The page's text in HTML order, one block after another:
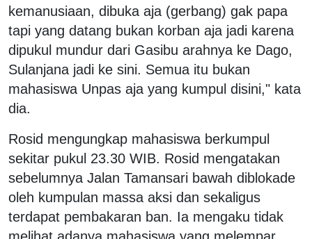
kemanusiaan, dibuka aja (gerbang) gak papa
tapi yang datang bukan korban aja jadi karena
dipukul mundur dari Gasibu arahnya ke Dago,
Sulanjana jadi ke sini. Semua itu bukan
mahasiswa Unpas aja yang kumpul disini," kata
dia.
Rosid mengungkap mahasiswa berkumpul
sekitar pukul 23.30 WIB. Rosid mengatakan
sebelumnya Jalan Tamansari bawah diblokade
oleh kumpulan massa aksi dan sekaligus
terdapat pembakaran ban. Ia mengaku tidak